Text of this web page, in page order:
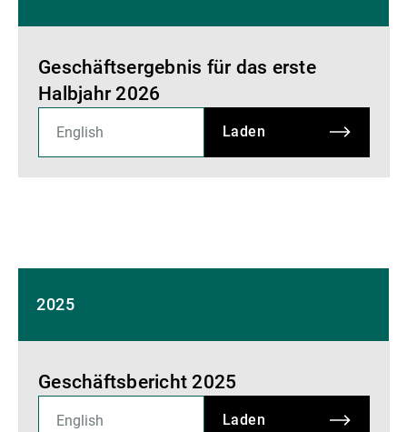
Geschäftsergebnis für das erste
Halbjahr 2026
Laden
2025
Geschäftsbericht 2025
Laden